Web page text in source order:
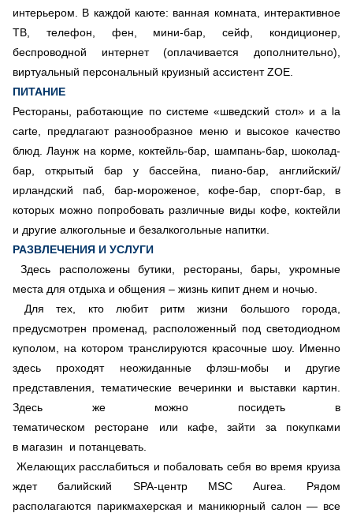
интерьером. В каждой каюте: ванная комната, интерактивное
ТВ, телефон, фен, мини-бар, сейф, кондиционер,
беспроводной интернет (оплачивается дополнительно),
виртуальный персональный круизный ассистент ZOE.
ПИТАНИЕ
Рестораны, работающие по системе «шведский стол» и a la
carte, предлагают разнообразное меню и высокое качество
блюд. Лаунж на корме, коктейль-бар, шампань-бар, шоколад-
бар, открытый бар у бассейна, пиано-бар, английский/
ирландский паб, бар-мороженое, кофе-бар, спорт-бар, в
которых можно попробовать различные виды кофе, коктейли
и другие алкогольные и безалкогольные напитки.
РАЗВЛЕЧЕНИЯ И УСЛУГИ
Здесь расположены бутики, рестораны, бары, укромные
места для отдыха и общения – жизнь кипит днем и ночью.
Для тех, кто любит ритм жизни большого города,
предусмотрен променад, расположенный под светодиодном
куполом, на котором транслируются красочные шоу. Именно
здесь проходят неожиданные флэш-мобы и другие
представления, тематические вечеринки и выставки картин.
Здесь же можно посидеть в
тематическом ресторане или кафе, зайти за покупками
в магазин и потанцевать.
Желающих расслабиться и побаловать себя во время круиза
ждет балийский SPA-центр MSC Aurea. Рядом
располагаются парикмахерская и маникюрный салон — все